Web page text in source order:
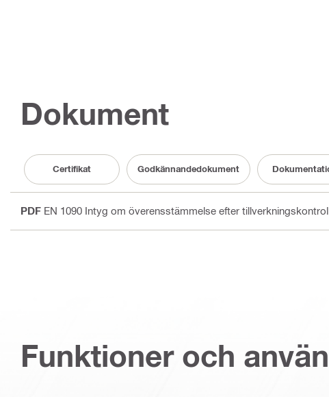
Dokument
Certifikat Godkännandedokument
PDF EN 1090 Intyg om överensstämmelse efter
Funktioner och